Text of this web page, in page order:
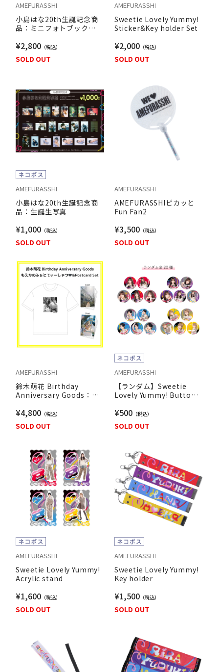
SOLD OUT
AMEFURASSHI
小島はな20th生誕記念商
品：ミニフォトブック
¥2,800
SOLD OUT
AMEFURASSHI
Sweetie Lovely Yummy!
Sticker&Key holder Set
¥2,000
SOLD OUT
AMEFURASSHI
小島はな20th生誕記念商
品：生誕生写真
¥1,000
SOLD OUT
AMEFURASSHI
AMEFURASSHIピカッと
Fun Fan2
¥3,500
SOLD OUT
AMEFURASSHI
鈴木萌花 Birthday
Anniversary Goods：も
&Postcard Set
¥4,800
SOLD OUT
AMEFURASSHI
【ランダム】Sweetie
Lovely Yummy! Button
¥500
SOLD OUT
AMEFURASSHI
Sweetie Lovely Yummy!
Acrylic stand
¥1,600
SOLD OUT
AMEFURASSHI
Sweetie Lovely Yummy!
Key holder
¥1,500